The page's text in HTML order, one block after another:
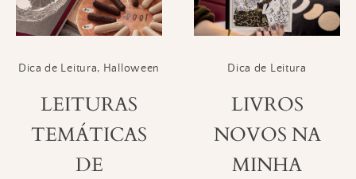
Dica de Leitura, Halloween
LEITURAS
TEMÁTICAS
DE
Dica de Leitura
LIVROS
NOVOS NA
MINHA